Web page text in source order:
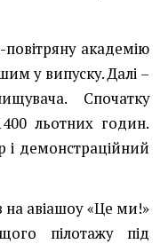
академію
у випуску. Далі –
Спочатку
льотних годин.
і демонстраційний
на авіашоу «Це ми!»
пілотажу під